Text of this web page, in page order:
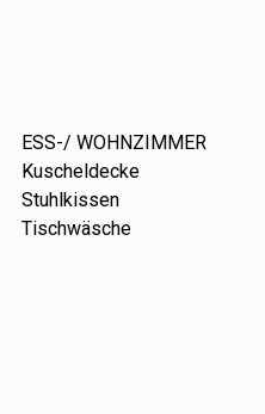
ESS-/ WOHNZIMMER
Kuscheldecke
Stuhlkissen
Tischwäsche